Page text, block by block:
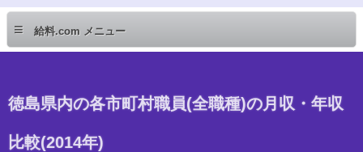
≡ 給料.com メニュー
徳島県内の各市町村職員(全職種)の月収・年収
比較(2014年)